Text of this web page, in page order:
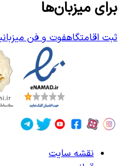
برای میزبان‌ها
ثبت اقامتگاهفوت و فن
نقشه سایت